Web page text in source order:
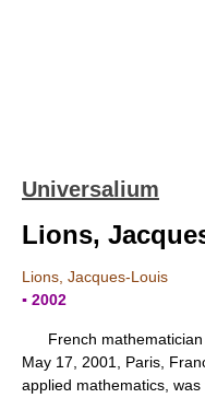
Universalium
Lions,
Lions, Jacques-Louis
▪ 2002
French mathematician
May 17, 2001, Paris,
applied mathematics,